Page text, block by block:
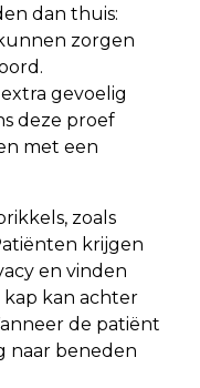
dan thuis:
zorgen
gevoelig
deze proef
met een
zoals
krijgen
en vinden
kan achter
de patiënt
naar beneden